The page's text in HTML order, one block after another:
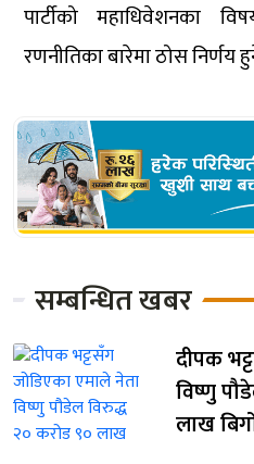
पार्टीको महाधिवेशनका
रणनीतिका बारेमा ठोस निर्णय
सम्बन्धित खबर
दीपक
विष्णु
लाख